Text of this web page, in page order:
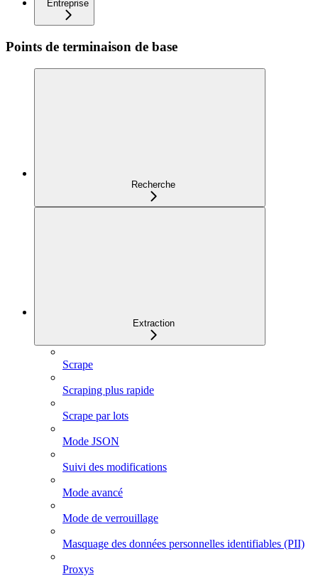
Entreprise
Points de terminaison de base
Recherche
Extraction
Scrape
Scraping plus rapide
Scrape par lots
Mode JSON
Suivi des modifications
Mode avancé
Mode de verrouillage
Masquage des données personnelles identifiables (PII)
Proxys